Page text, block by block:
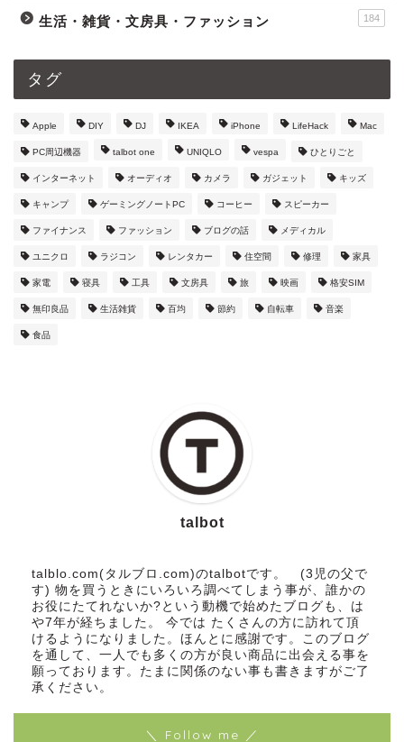
生活・雑貨・文房具・ファッション 184
タグ
Apple DIY DJ IKEA iPhone LifeHack Mac
PC周辺機器 talbot one UNIQLO vespa ひとりごと
インターネット オーディオ カメラ ガジェット キッズ
キャンプ ゲーミングノートPC コーヒー スピーカー
ファイナンス ファッション ブログの話 メディカル
ユニクロ ラジコン レンタカー 住空間 修理 家具
家電 寝具 工具 文房具 旅 映画 格安SIM
無印良品 生活雑貨 百均 節約 自転車 音楽
食品
talbot
talblo.com(タルブロ.com)のtalbotです。 (3児の父で
す) 物を買うときにいろいろ調べてしまう事が、誰かの
お役にたてれないか?という動機で始めたブログも、は
や7年が経ちました。 今では たくさんの方に訪れて頂
けるようになりました。ほんとに感謝です。このブログ
を通して、一人でも多くの方が良い商品に出会える事を
願っております。たまに関係のない事も書きますがご了
承ください。
＼ Follow me ／